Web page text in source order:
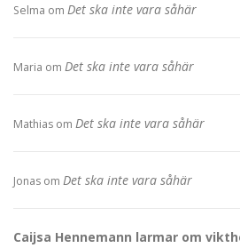
Selma om Det ska inte vara såhär
Maria om Det ska inte vara såhär
Mathias om Det ska inte vara såhär
Jonas om Det ska inte vara såhär
Caijsa Hennemann larmar om